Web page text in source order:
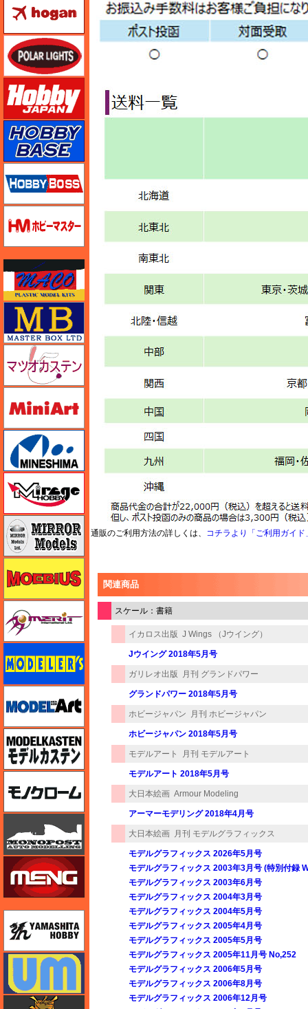
通販のご利用方法の詳しくは、 コチラより「ご利用ガイド
関連商品
スケール：書籍
イカロス出版 J Wings （Jウイング）
Jウイング 2018年5月号
ガリレオ出版 月刊 グランドパワー
グランドパワー 2018年5月号
ホビージャパン 月刊 ホビージャパン
ホビージャパン 2018年5月号
モデルアート 月刊 モデルアート
モデルアート 2018年5月号
大日本絵画 Armour Modeling
アーマーモデリング 2018年4月号
大日本絵画 月刊 モデルグラフィックス
モデルグラフィックス 2026年5月号
モデルグラフィックス 2003年3月号 (特別付録
モデルグラフィックス 2003年6月号
モデルグラフィックス 2004年3月号
モデルグラフィックス 2004年5月号
モデルグラフィックス 2005年4月号
モデルグラフィックス 2005年5月号
モデルグラフィックス 2005年11月号 No,252
モデルグラフィックス 2006年5月号
モデルグラフィックス 2006年8月号
モデルグラフィックス 2006年12月号
ポーラライツ
ホビーマスター
マツオカステン
ミラーモデルズ
メリットインターナショナル
モデルアート
モデルカステン
モノクローム
モンモデル（MENG MODEL）
ライオンロア（LionRoar）